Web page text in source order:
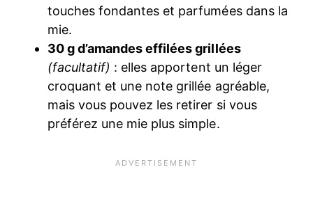
touches fondantes et parfumées dans la
mie.
30 g d’amandes effilées grillées
(facultatif) : elles apportent un léger
croquant et une note grillée agréable,
mais vous pouvez les retirer si vous
préférez une mie plus simple.